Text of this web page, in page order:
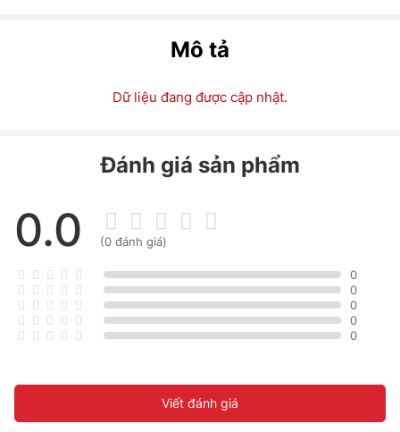
Mô tả
Dữ liệu đang được cập nhật.
Đánh giá sản phẩm
0.0 (0 đánh giá)
0
0
0
0
0
Viết đánh giá